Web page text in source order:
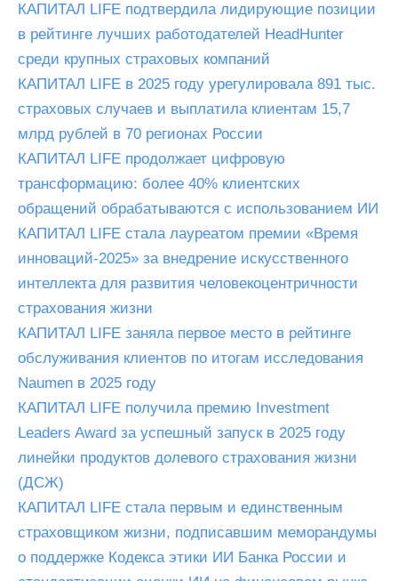
КАПИТАЛ LIFE подтвердила лидирующие позиции
в рейтинге лучших работодателей HeadHunter
среди крупных страховых компаний
КАПИТАЛ LIFE в 2025 году урегулировала 891 тыс.
страховых случаев и выплатила клиентам 15,7
млрд рублей в 70 регионах России
КАПИТАЛ LIFE продолжает цифровую
трансформацию: более 40% клиентских
обращений обрабатываются с использованием ИИ
КАПИТАЛ LIFE стала лауреатом премии «Время
инноваций-2025» за внедрение искусственного
интеллекта для развития человекоцентричности
страхования жизни
КАПИТАЛ LIFE заняла первое место в рейтинге
обслуживания клиентов по итогам исследования
Naumen в 2025 году
КАПИТАЛ LIFE получила премию Investment
Leaders Award за успешный запуск в 2025 году
линейки продуктов долевого страхования жизни
(ДСЖ)
КАПИТАЛ LIFE стала первым и единственным
страховщиком жизни, подписавшим меморандумы
о поддержке Кодекса этики ИИ Банка России и